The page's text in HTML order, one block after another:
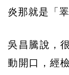
炎那就是「
吳昌騰說，
動開口，經